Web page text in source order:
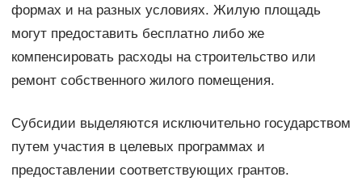
формах и на разных условиях. Жилую площадь
могут предоставить бесплатно либо же
компенсировать расходы на строительство или
ремонт собственного жилого помещения.
Субсидии выделяются исключительно государством
путем участия в целевых программах и
предоставлении соответствующих грантов.